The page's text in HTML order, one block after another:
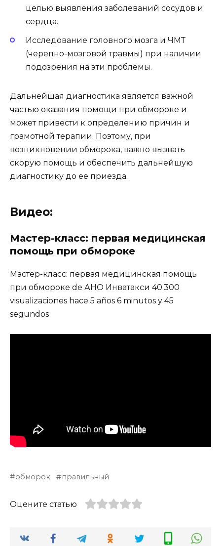
целью выявления заболеваний сосудов и
сердца.
Исследование головного мозга и ЧМТ
(черепно-мозговой травмы) при наличии
подозрения на эти проблемы.
Дальнейшая диагностика является важной
частью оказания помощи при обмороке и
может привести к определению причин и
грамотной терапии. Поэтому, при
возникновении обморока, важно вызвать
скорую помощь и обеспечить дальнейшую
диагностику до ее приезда.
Видео:
Мастер-класс: первая медицинская
помощь при обмороке
Мастер-класс: первая медицинская помощь
при обмороке de АНО Инватакси 40.300
visualizaciones hace 5 años 6 minutos y 45
segundos
обморок правильный
Оцените статью